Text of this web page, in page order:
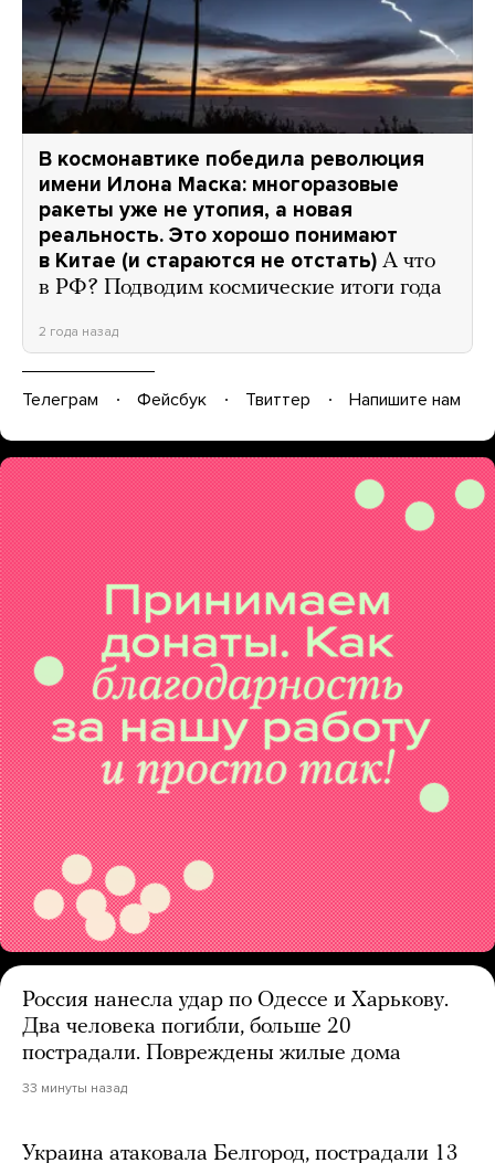
В космонавтике победила революция
имени Илона Маска: многоразовые
ракеты уже не утопия, а новая
реальность. Это хорошо понимают
в Китае (и стараются не отстать) А что
в РФ? Подводим космические итоги года
2 года назад
Телеграм Фейсбук Твиттер Напишите нам
Россия нанесла удар по Одессе и Харькову.
Два человека погибли, больше 20
пострадали. Повреждены жилые дома
33 минуты назад
Украина атаковала Белгород, пострадали 13